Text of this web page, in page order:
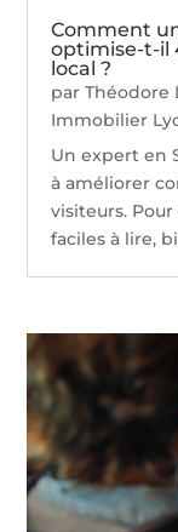
Comment
optimise-t-il
local ?
parThéodore
Immobilier
Un expert en
à améliorer
visiteurs.
faciles à lire,